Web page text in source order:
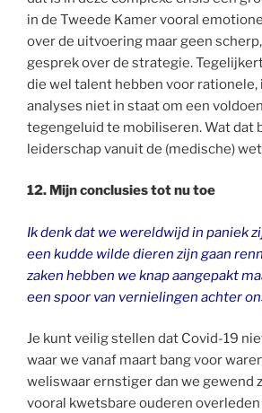
in de Tweede Kamer vooral
over de uitvoering maar geen
gesprek over de strategie.
die wel talent hebben voor rationele,
analyses niet in staat om een
tegengeluid te mobiliseren. Wat dat
leiderschap vanuit de (medische)
12. Mijn conclusies tot nu toe
Ik denk dat we wereldwijd in paniek
een kudde wilde dieren zijn gaan
zaken hebben we knap aangepakt
een spoor van vernielingen achter
Je kunt veilig stellen dat Covid-19
waar we vanaf maart bang voor
weliswaar ernstiger dan we gewend
vooral kwetsbare ouderen overleden